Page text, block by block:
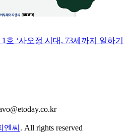
호 ‘사오정 시대, 73세까지 일하기
엔씨 . All rights reserved